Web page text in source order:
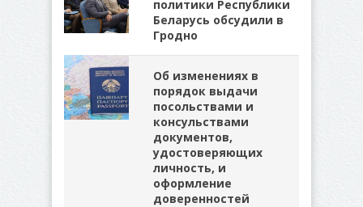
политики Республики
Беларусь обсудили в
Гродно
Об изменениях в
порядок выдачи
посольствами и
консульствами
документов,
удостоверяющих
личность, и
оформление
доверенностей